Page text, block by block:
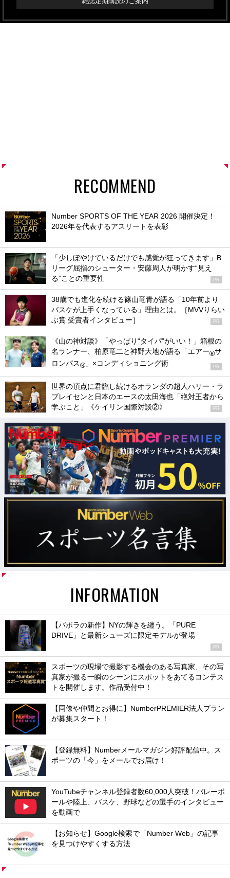
RECOMMEND
Number SPORTS OF THE YEAR 2026 開催決定！
2026年を代表するアスリートを表彰
「少しぼやけているだけでも感覚が狂ってきます」B
リーグ屈指のシューター・安藤周人が明かす“見え
る”ことの重要性
PR
38歳でも進化を続ける篠山竜青が語る「10年前より
バスケが上手くなっている」理由とは。［MVVりらい
ぶ賞 受賞者インタビュー］
PR
《山の神対談》「やっぱり“タイパ”がいい！」箱根の
名ランナー、柏原竜二と神野大地が語る「エアー®サ
ロンパス® 」×コンディショニング術 PR
世界の頂点に君臨し続けるオランダの超人ハリー・ラ
ブレイセンと日本のエースの太田海也「絶対王者から
学ぶこと」《ケイリン国際対談②》
PR
INFORMATION
【バボラの新作】NYの輝きを纏う。「PURE
DRIVE」と最新シューズに限定モデルが登場
PR
スポーツの現場で撮影する機会のある写真家、その写
真家が撮る一瞬のシーンにスポットをあてるコンテス
トを開催します。作品受付中！
【同僚や仲間とお得に】NumberPREMIER法人プラン
が募集スタート！
【登録無料】Numberメールマガジン好評配信中。ス
ポーツの「今」をメールでお届け！
YouTubeチャンネル登録者数60,000人突破！バレーボ
ールや陸上、バスケ、野球などの選手のインタビュー
を動画で
【お知らせ】Google検索で「Number Web」の記事
を見つけやすくする方法